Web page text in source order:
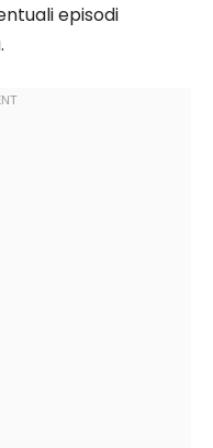
episodi